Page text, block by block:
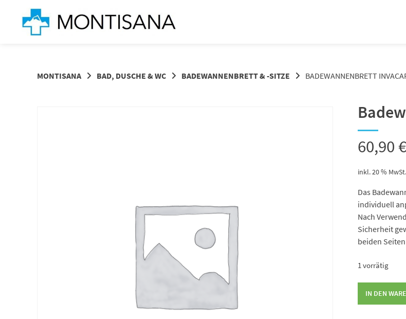
Springen
MONTISANA BAD, DUSCHE & WC BADEWANNENBRETT & -SITZE BADEWANNENBRETT
60,90€
inkl. 20 % MwSt.
Das
individuell
Nach
Sicherheit
beiden
1 vorrätig
IN DEN